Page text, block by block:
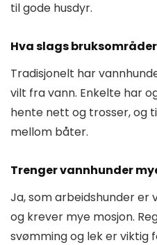
til gode husdyr.
Hva slags
Tradisjonelt har
vilt fra vann. Enkelte har
hente nett og trosser, og
mellom båter.
Trenger vannhunder
Ja, som arbeidshunder er
og krever mye mosjon.
svømming og lek er viktig